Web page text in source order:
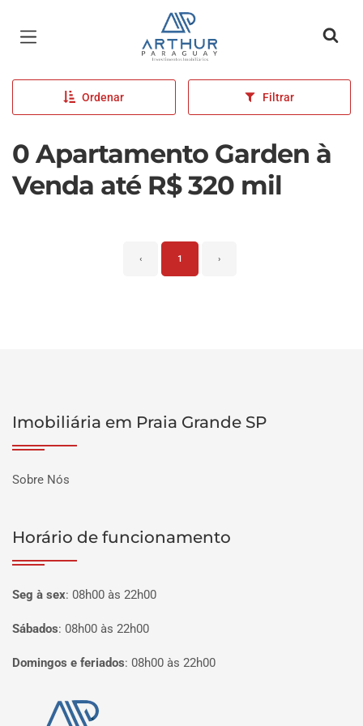
Página inicial
Ordenar Filtrar
0 Apartamento Garden à
Venda até R$ 320 mil
‹ 1 ›
Imobiliária em Praia Grande SP
Sobre Nós
Horário de funcionamento
Seg à sex: 08h00 às 22h00
Sábados: 08h00 às 22h00
Domingos e feriados: 08h00 às 22h00
Página inicial